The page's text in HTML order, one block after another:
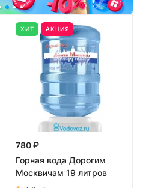
ХИТ АКЦИЯ
780 ₽
Горная вода Дорогим
Москвичам 19 литров